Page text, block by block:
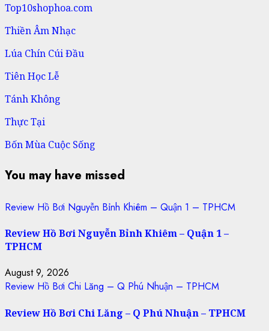
Top10shophoa.com
Thiền Âm Nhạc
Lúa Chín Cúi Đầu
Tiên Học Lễ
Tánh Không
Thực Tại
Bốn Mùa Cuộc Sống
You may have missed
Review Hồ Bơi Nguyễn Bỉnh Khiêm – Quận 1 – TPHCM
Review Hồ Bơi Nguyễn Bỉnh Khiêm – Quận 1 –
TPHCM
August 9, 2026
Review Hồ Bơi Chi Lăng – Q Phú Nhuận – TPHCM
Review Hồ Bơi Chi Lăng – Q Phú Nhuận – TPHCM